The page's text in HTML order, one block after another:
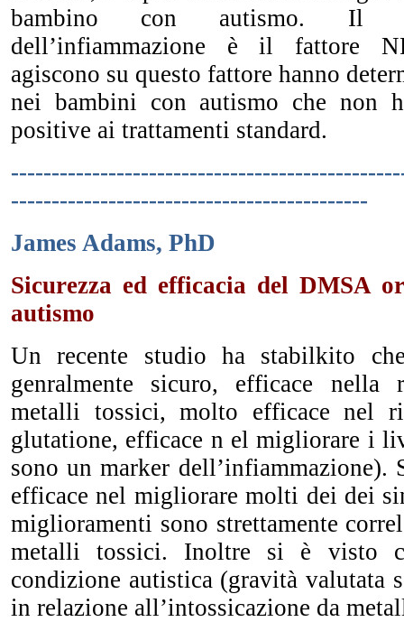
bambino con autismo. Il
dell’infiammazione è il fattore
agiscono su questo fattore hanno
nei bambini con autismo che non
positive ai trattamenti standard.
--------------------------------------------
James Adams, PhD
Sicurezza ed efficacia del DMSA
autismo
Un recente studio ha stabilkito
genralmente sicuro, efficace nella
metalli tossici, molto efficace nel
glutatione, efficace n el migliorare i
sono un marker dell’infiammazione).
efficace nel migliorare molti dei dei
miglioramenti sono strettamente
metalli tossici. Inoltre si è visto
condizione autistica (gravità valutata
in relazione all’intossicazione da